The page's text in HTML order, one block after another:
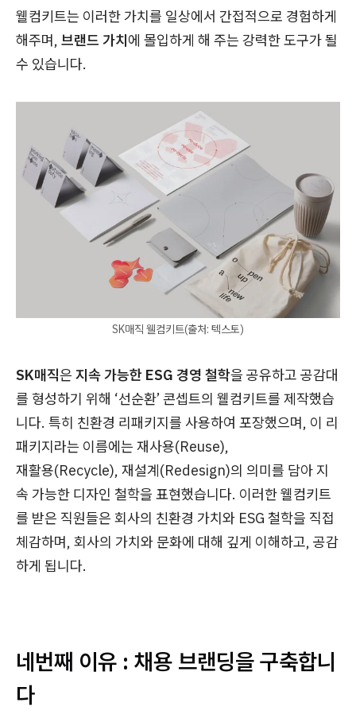
웰컴키트는 이러한 가치를 일상에서 간접적으로 경험하게
해주며, 브랜드 가치에 몰입하게 해 주는 강력한 도구가 될
수 있습니다.
SK매직 웰컴키트(출처: 텍스토)
SK매직은 지속 가능한 ESG 경영 철학을 공유하고 공감대
를 형성하기 위해 ‘선순환’ 콘셉트의 웰컴키트를 제작했습
니다. 특히 친환경 리패키지를 사용하여 포장했으며, 이 리
패키지라는 이름에는 재사용(Reuse),
재활용(Recycle), 재설계(Redesign)의 의미를 담아 지
속 가능한 디자인 철학을 표현했습니다. 이러한 웰컴키트
를 받은 직원들은 회사의 친환경 가치와 ESG 철학을 직접
체감하며, 회사의 가치와 문화에 대해 깊게 이해하고, 공감
하게 됩니다.
네번째 이유 : 채용 브랜딩을 구축합니
다